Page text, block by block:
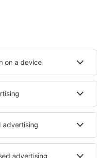
eSky-Nutzern
Hotels in Zermatt